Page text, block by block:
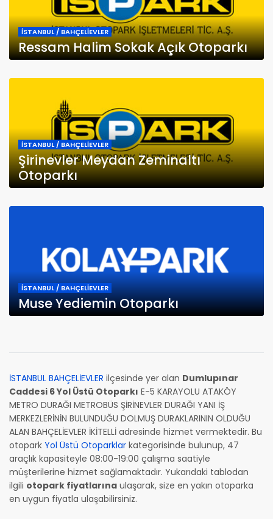
İSTANBUL / BAHÇELİEVLER
Ressam Halim Sokak Açık Otoparkı
İSTANBUL / BAHÇELİEVLER
Şirinevler Meydan Zeminaltı
Otoparkı
İSTANBUL / BAHÇELİEVLER
Muse Yediemin Otoparkı
İSTANBUL BAHÇELİEVLER ilçesinde yer alan Dumlupınar
Caddesi 6 Yol Üstü Otoparkı E-5 KARAYOLU ATAKÖY
METRO DURAĞI METROBÜS ŞİRİNEVLER DURAĞI YANI İŞ
MERKEZLERİNİN BULUNDUĞU DOLMUŞ DURAKLARININ OLDUĞU
ALAN BAHÇELİEVLER İKİTELLİ adresinde hizmet vermektedir. Bu
otopark Yol Üstü Otoparklar kategorisinde bulunup, 47
araçlık kapasiteyle 08:00-19:00 çalışma saatiyle
müşterilerine hizmet sağlamaktadır. Yukarıdaki tablodan
ilgili otopark fiyatlarına ulaşarak, size en yakın otoparka
en uygun fiyatla ulaşabilirsiniz.